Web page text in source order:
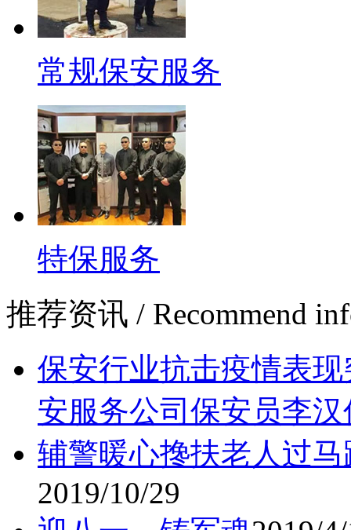
常规保安服务
特保服务
推荐资讯 / Recommend
保安行业抗击疫情表
安服务公司保安员李汉
辅警暖心搀扶老人过
2019/10/29